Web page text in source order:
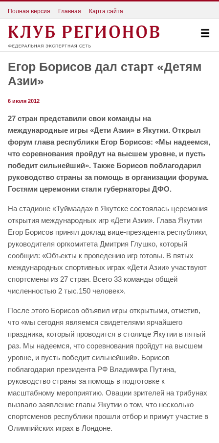
Полная версия Главная Карта сайта
Егор Борисов дал старт «Детям
Азии»
6 июля 2012
27 стран представили свои команды на
международные игры «Дети Азии» в Якутии. Открыл
форум глава республики Егор Борисов: «Мы надеемся,
что соревнования пройдут на высшем уровне, и пусть
победит сильнейший». Также Борисов поблагодарил
руководство страны за помощь в организации форума.
Гостями церемонии стали губернаторы ДФО.
На стадионе «Туймаада» в Якутске состоялась церемония
открытия международных игр «Дети Азии». Глава Якутии
Егор Борисов принял доклад вице-президента республики,
руководителя оргкомитета Дмитрия Глушко, который
сообщил: «Объекты к проведению игр готовы. В пятых
международных спортивных играх «Дети Азии» участвуют
спортсмены из 27 стран. Всего 33 команды общей
численностью 2 тыс.150 человек».
После этого Борисов объявил игры открытыми, отметив,
что «мы сегодня являемся свидетелями ярчайшего
праздника, который проводится в столице Якутии в пятый
раз. Мы надеемся, что соревнования пройдут на высшем
уровне, и пусть победит сильнейший». Борисов
поблагодарил президента РФ Владимира Путина,
руководство страны за помощь в подготовке к
масштабному мероприятию. Овации зрителей на трибунах
вызвало заявление главы Якутии о том, что несколько
спортсменов республики прошли отбор и примут участие в
Олимпийских играх в Лондоне.